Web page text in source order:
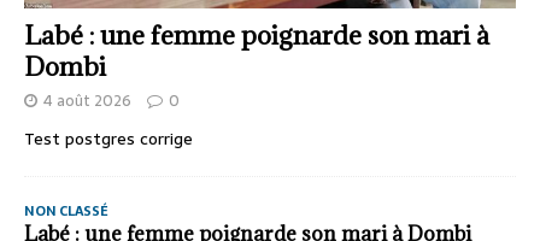
Labé : une femme poignarde son mari à
Dombi
4 août 2026 0
Test postgres corrige
NON CLASSÉ
Labé : une femme poignarde son mari à Dombi